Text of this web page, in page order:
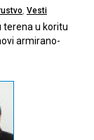
, Vesti
terena u koritu
armirano-